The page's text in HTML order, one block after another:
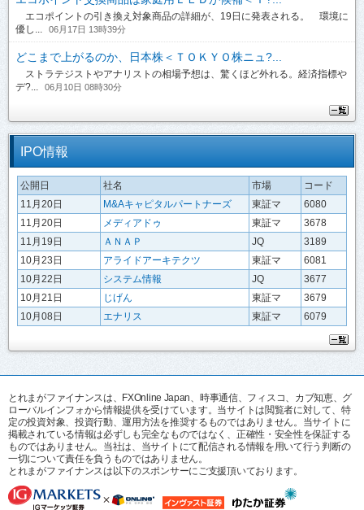
エコポイントの引き換え対象商品の詳細が、19日に発表される。 環境に
優し...
06月17日 13時39分
どこまで上がるのか、日本株＜ＴＯＫＹＯ株ニュ?...
ストラテジストやアナリストの相場予想は、驚くほど外れる。経済指標や
デ?...
06月10日 08時30分
IPO情報
公開日 社名 市場
コード
11月20日
M&Aキャピタルパートナーズ 東証マ
6080
11月20日
メディアドゥ 東証マ
3678
11月19日
ＡＮＡＰ JQ
3189
10月23日
アライドアーキテクツ 東証マ
6081
10月22日
システム情報 JQ
3677
10月21日
じげん 東証マ
3679
10月08日
エナリス 東証マ 6079
とれまがファイナンスは、FXOnline Japan、時事通信、フィスコ、カブ知恵、グ
ローバルインフォから情報提供を受けています。当サイトは閲覧者に対して、特
定の投資対象、投資行動、運用方法を推奨するものではありません。当サイトに
掲載されている情報は必ずしも完全なものではなく、正確性・安全性を保証する
ものではありません。当社は、当サイトにて配信される情報を用いて行う判断の
一切について責任を負うものではありません。
とれまがファイナンスは以下のスポンサーにご支援頂いております。